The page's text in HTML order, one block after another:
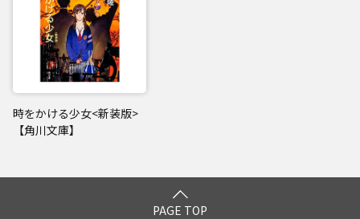
時をかける少女<新装版>
【角川文庫】
PAGE TOP